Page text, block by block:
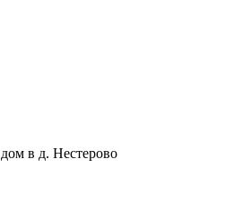
в д. Нестерово